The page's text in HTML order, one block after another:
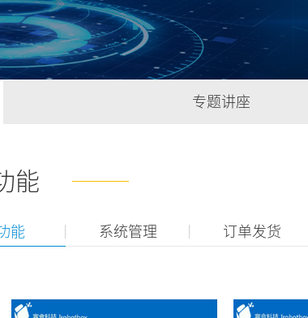
专题讲座
能
能 系统管理 订单发货